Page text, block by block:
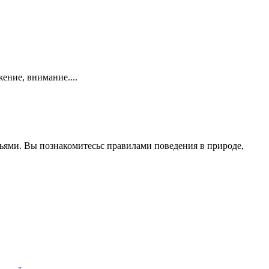
внимание....
Вы познакомитесьс правилами поведения в природе,